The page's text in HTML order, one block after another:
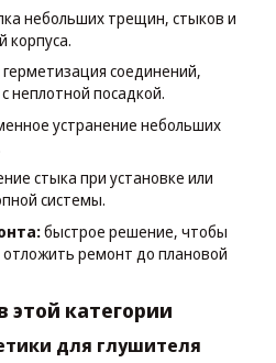
небольших трещин, стыков и
корпуса.
герметизация соединений,
неплотной посадкой.
устранение небольших
стыка при установке или
системы.
быстрое решение, чтобы
отложить ремонт до плановой
этой категории
для глушителя